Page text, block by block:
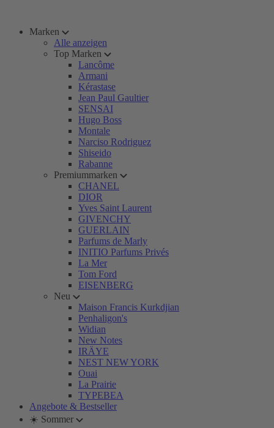
Marken
Alle anzeigen
Top Marken
Lancôme
Armani
Kérastase
Jean Paul Gaultier
SENSAI
Hugo Boss
Montale
Narciso Rodriguez
Shiseido
Rabanne
Premiummarken
CHANEL
DIOR
Yves Saint Laurent
GIVENCHY
GUERLAIN
Parfums de Marly
INITIO Parfums Privés
La Mer
Tom Ford
EISENBERG
Neu
Maison Francis Kurkdjian
Penhaligon's
Widian
New Notes
IRÄYE
NEST NEW YORK
Ouai
La Prairie
TYPEBEA
Angebote & Bestseller
☀️ Sommer